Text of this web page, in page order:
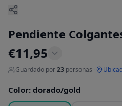
Pendiente
€11,95
Guardado por23 personas
Color: dorado/gold